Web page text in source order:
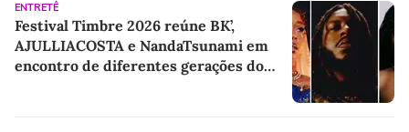
ENTRETÊ
Festival Timbre 2026 reúne BK’,
AJULLIACOSTA e NandaTsunami em
encontro de diferentes gerações do